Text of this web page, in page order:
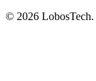
© 2026 LobosTech.